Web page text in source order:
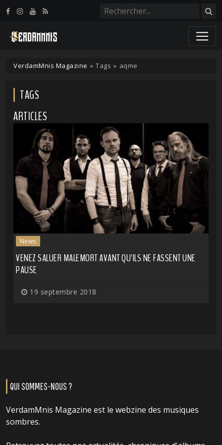
VerdamMnis Magazine » Tags » aqme
TAGS
ARTICLES
News
VENEZ SALUER MALEMORT AVANT QU'ILS NE FASSENT UNE
PAUSE
19 septembre 2018
QUI SOMMES-NOUS ?
VerdamMnis Magazine est le webzine des musiques
sombres.
Panneau de gestion des cookies